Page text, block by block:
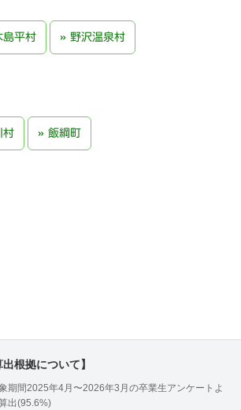
島平村 野沢温泉村
村 飯綱町
根拠について】
期間2025年4月〜2026年3月の卒業生アンケートよ
出(95.6%)